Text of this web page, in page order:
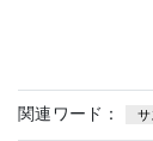
関連ワード： サ